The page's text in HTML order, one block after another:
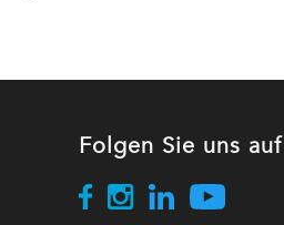
Folgen Sie uns auf